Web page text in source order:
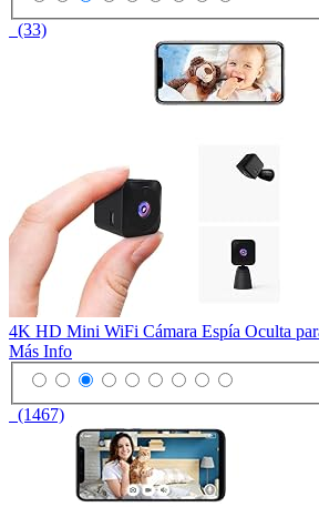
(33)
4K HD Mini WiFi Cámara Espía Oculta
Más Info
(1467)